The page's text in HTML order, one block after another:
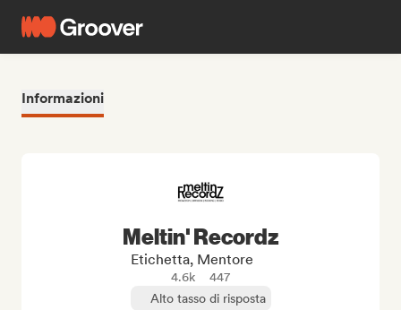
Informazioni
Meltin' Recordz
Etichetta, Mentore
4.6k
447
Alto tasso di risposta